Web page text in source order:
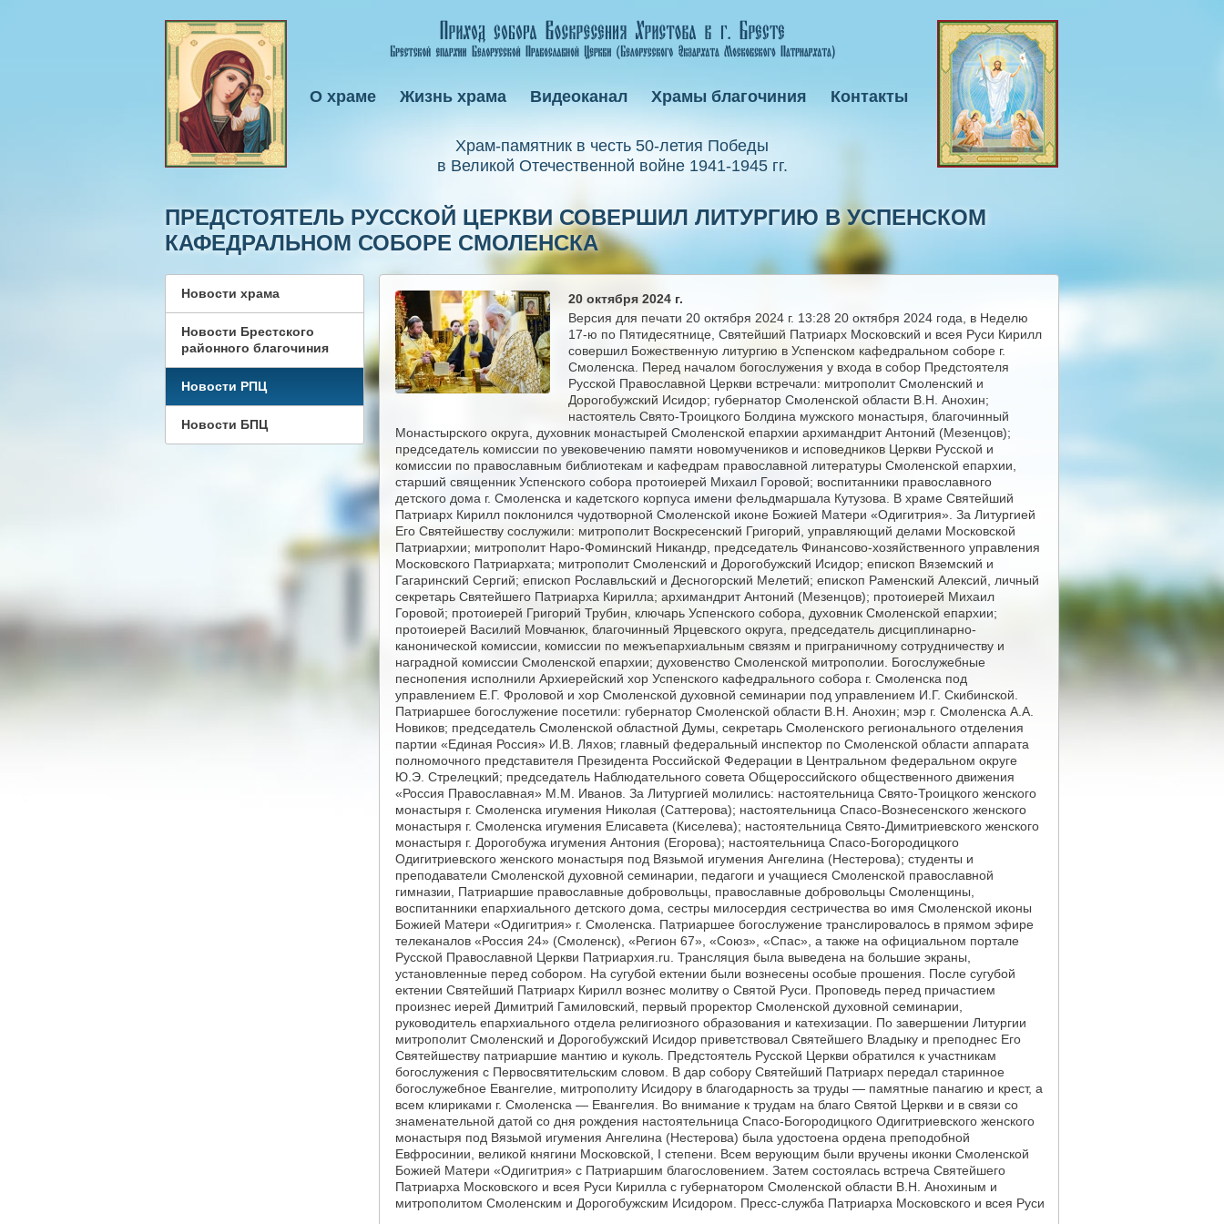
Xрам-памятник в честь 50-летия Победы
в Великой Отечественной войне 1941-1945 гг.
О храме Жизнь храма Видеоканал Храмы благочиния Контакты
ПРЕДСТОЯТЕЛЬ РУССКОЙ ЦЕРКВИ СОВЕРШИЛ ЛИТУРГИЮ В УСПЕНСКОМ
КАФЕДРАЛЬНОМ СОБОРЕ СМОЛЕНСКА
Новости храма
Новости Брестского
районного благочиния
Новости РПЦ
Новости БПЦ
20 октября 2024 г.
Версия для печати 20 октября 2024 г. 13:28 20 октября 2024 года, в Неделю
17-ю по Пятидесятнице, Святейший Патриарх Московский и всея Руси Кирилл
совершил Божественную литургию в Успенском кафедральном соборе г.
Смоленска. Перед началом богослужения у входа в собор Предстоятеля
Русской Православной Церкви встречали: митрополит Смоленский и
Дорогобужский Исидор; губернатор Смоленской области В.Н. Анохин;
настоятель Свято-Троицкого Болдина мужского монастыря, благочинный
Монастырского округа, духовник монастырей Смоленской епархии архимандрит Антоний (Мезенцов);
председатель комиссии по увековечению памяти новомучеников и исповедников Церкви Русской и
комиссии по православным библиотекам и кафедрам православной литературы Смоленской епархии,
старший священник Успенского собора протоиерей Михаил Горовой; воспитанники православного
детского дома г. Смоленска и кадетского корпуса имени фельдмаршала Кутузова. В храме Святейший
Патриарх Кирилл поклонился чудотворной Смоленской иконе Божией Матери «Одигитрия». За Литургией
Его Святейшеству сослужили: митрополит Воскресенский Григорий, управляющий делами Московской
Патриархии; митрополит Наро-Фоминский Никандр, председатель Финансово-хозяйственного управления
Московского Патриархата; митрополит Смоленский и Дорогобужский Исидор; епископ Вяземский и
Гагаринский Сергий; епископ Рославльский и Десногорский Мелетий; епископ Раменский Алексий, личный
секретарь Святейшего Патриарха Кирилла; архимандрит Антоний (Мезенцов); протоиерей Михаил
Горовой; протоиерей Григорий Трубин, ключарь Успенского собора, духовник Смоленской епархии;
протоиерей Василий Мовчанюк, благочинный Ярцевского округа, председатель дисциплинарно-
канонической комиссии, комиссии по межъепархиальным связям и приграничному сотрудничеству и
наградной комиссии Смоленской епархии; духовенство Смоленской митрополии. Богослужебные
песнопения исполнили Архиерейский хор Успенского кафедрального собора г. Смоленска под
управлением Е.Г. Фроловой и хор Смоленской духовной семинарии под управлением И.Г. Скибинской.
Патриаршее богослужение посетили: губернатор Смоленской области В.Н. Анохин; мэр г. Смоленска А.А.
Новиков; председатель Смоленской областной Думы, секретарь Смоленского регионального отделения
партии «Единая Россия» И.В. Ляхов; главный федеральный инспектор по Смоленской области аппарата
полномочного представителя Президента Российской Федерации в Центральном федеральном округе
Ю.Э. Стрелецкий; председатель Наблюдательного совета Общероссийского общественного движения
«Россия Православная» М.М. Иванов. За Литургией молились: настоятельница Свято-Троицкого женского
монастыря г. Смоленска игумения Николая (Саттерова); настоятельница Спасо-Вознесенского женского
монастыря г. Смоленска игумения Елисавета (Киселева); настоятельница Свято-Димитриевского женского
монастыря г. Дорогобужа игумения Антония (Егорова); настоятельница Спасо-Богородицкого
Одигитриевского женского монастыря под Вязьмой игумения Ангелина (Нестерова); студенты и
преподаватели Смоленской духовной семинарии, педагоги и учащиеся Смоленской православной
гимназии, Патриаршие православные добровольцы, православные добровольцы Смоленщины,
воспитанники епархиального детского дома, сестры милосердия сестричества во имя Смоленской иконы
Божией Матери «Одигитрия» г. Смоленска. Патриаршее богослужение транслировалось в прямом эфире
телеканалов «Россия 24» (Смоленск), «Регион 67», «Союз», «Спас», а также на официальном портале
Русской Православной Церкви Патриархия.ru. Трансляция была выведена на большие экраны,
установленные перед собором. На сугубой ектении были вознесены особые прошения. После сугубой
ектении Святейший Патриарх Кирилл вознес молитву о Святой Руси. Проповедь перед причастием
произнес иерей Димитрий Гамиловский, первый проректор Смоленской духовной семинарии,
руководитель епархиального отдела религиозного образования и катехизации. По завершении Литургии
митрополит Смоленский и Дорогобужский Исидор приветствовал Святейшего Владыку и преподнес Его
Святейшеству патриаршие мантию и куколь. Предстоятель Русской Церкви обратился к участникам
богослужения с Первосвятительским словом. В дар собору Святейший Патриарх передал старинное
богослужебное Евангелие, митрополиту Исидору в благодарность за труды — памятные панагию и крест, а
всем клириками г. Смоленска — Евангелия. Во внимание к трудам на благо Святой Церкви и в связи со
знаменательной датой со дня рождения настоятельница Спасо-Богородицкого Одигитриевского женского
монастыря под Вязьмой игумения Ангелина (Нестерова) была удостоена ордена преподобной
Евфросинии, великой княгини Московской, I степени. Всем верующим были вручены иконки Смоленской
Божией Матери «Одигитрия» с Патриаршим благословением. Затем состоялась встреча Святейшего
Патриарха Московского и всея Руси Кирилла с губернатором Смоленской области В.Н. Анохиным и
митрополитом Смоленским и Дорогобужским Исидором. Пресс-служба Патриарха Московского и всея Руси